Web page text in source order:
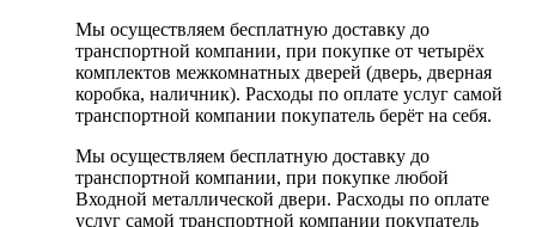
Мы осуществляем бесплатную доставку до
транспортной компании, при покупке от четырёх
комплектов межкомнатных дверей (дверь, дверная
коробка, наличник). Расходы по оплате услуг самой
транспортной компании покупатель берёт на себя.
Мы осуществляем бесплатную доставку до
транспортной компании, при покупке любой
Входной металлической двери. Расходы по оплате
услуг самой транспортной компании покупатель